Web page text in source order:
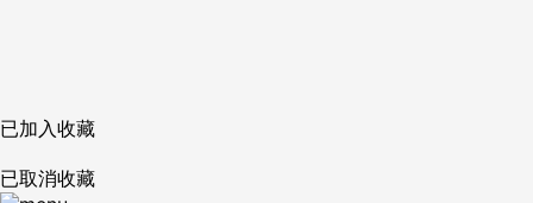
已加入收藏
已取消收藏